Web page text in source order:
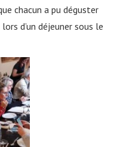
chacun a pu déguster
d’un déjeuner sous le